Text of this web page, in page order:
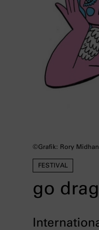
FESTIVAL
go
©️Grafik: Rory